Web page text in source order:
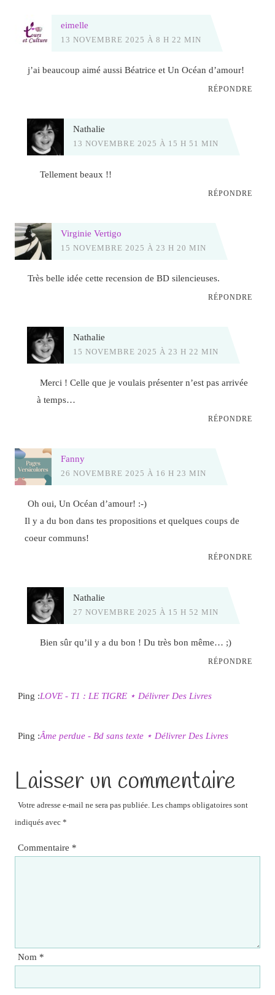
eimelle
13 NOVEMBRE 2025 À 8 H 22 MIN
j’ai beaucoup aimé aussi Béatrice et Un Océan d’amour!
RÉPONDRE
Nathalie
13 NOVEMBRE 2025 À 15 H 51 MIN
Tellement beaux !!
RÉPONDRE
Virginie Vertigo
15 NOVEMBRE 2025 À 23 H 20 MIN
Très belle idée cette recension de BD silencieuses.
RÉPONDRE
Nathalie
15 NOVEMBRE 2025 À 23 H 22 MIN
Merci ! Celle que je voulais présenter n’est pas arrivée
à temps…
RÉPONDRE
Fanny
26 NOVEMBRE 2025 À 16 H 23 MIN
Oh oui, Un Océan d’amour! :-)
Il y a du bon dans tes propositions et quelques coups de
coeur communs!
RÉPONDRE
Nathalie
27 NOVEMBRE 2025 À 15 H 52 MIN
Bien sûr qu’il y a du bon ! Du très bon même… ;)
RÉPONDRE
Ping :LOVE - T1 : LE TIGRE ⋆ Délivrer Des Livres
Ping :Âme perdue - Bd sans texte ⋆ Délivrer Des Livres
Laisser un commentaire
Votre adresse e-mail ne sera pas publiée. Les champs obligatoires sont
indiqués avec *
Commentaire *
Nom *